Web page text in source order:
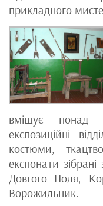
прикладного
вміщує понад
експозиційні
костюми,
експонати
Довгого Поля,
Ворожильник.